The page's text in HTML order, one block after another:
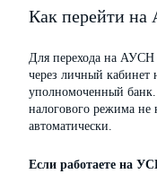
Как перейти
Для перехода на АУСН
через личный кабинет
уполномоченный банк.
налогового режима
автоматически.
Если работаете на